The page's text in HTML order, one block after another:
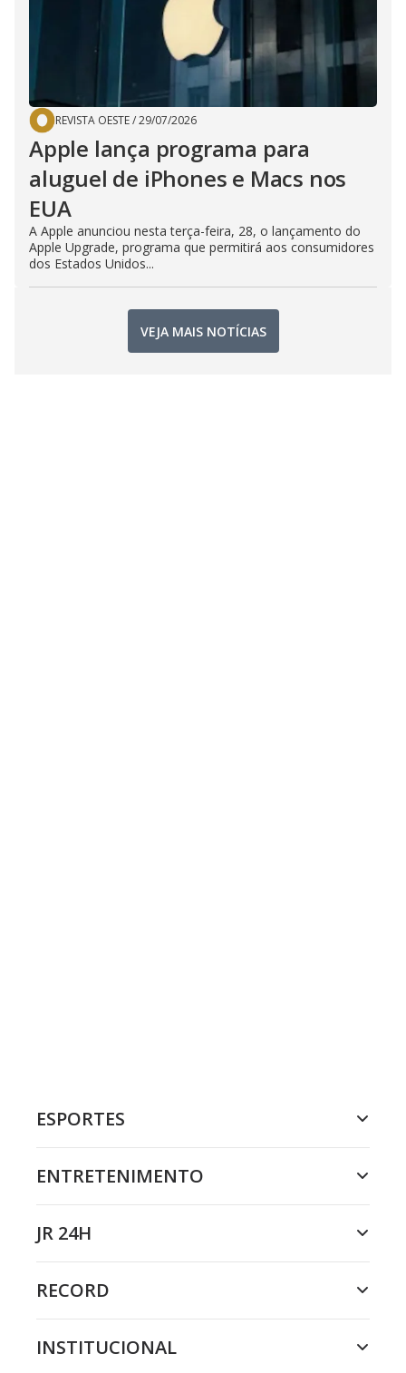
REVISTA OESTE/29/07/2026
Apple lança programa para
aluguel de iPhones e Macs nos
EUA
A Apple anunciou nesta terça-feira, 28, o lançamento do
Apple Upgrade, programa que permitirá aos consumidores
dos Estados Unidos...
VEJA MAIS NOTÍCIAS
ESPORTES
ENTRETENIMENTO
JR 24H
RECORD
INSTITUCIONAL